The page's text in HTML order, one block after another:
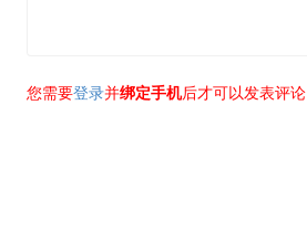
您需要登录并绑定手机后才可以发表评论